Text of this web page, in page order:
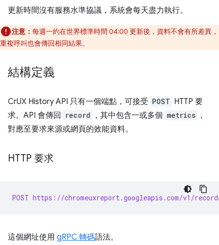
更新時間沒有服務水準協議，系統會每天盡力執行。
注意： 每週一約在世界標準時間 04:00 更新後，資料不會有所差異，
重複呼叫也會傳回相同結果。
結構定義
CrUX History API 只有一個端點，可接受 POST HTTP 要
求。API 會傳回
record ，其中包含一或多個 metrics ，
對應至要求來源或網頁的效能資料。
HTTP 要求
POST https://chromeuxreport.googleapis.com/v1/
這個網址使用 gRPC 轉碼語法。